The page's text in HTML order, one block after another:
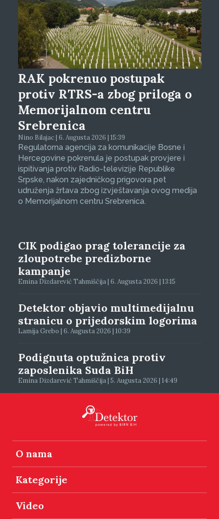
RAK pokrenuo postupak
protiv RTRS-a zbog priloga o
Memorijalnom centru
Srebrenica
Nino Bilajac | 6. Augusta 2026 | 15:39
Regulatorna agencija za komunikacije Bosne i
Hercegovine pokrenula je postupak provjere i
ispitivanja protiv Radio-televizije Republike
Srpske, nakon zajedničkog prigovora pet
udruženja žrtava zbog izvještavanja ovog medija
o Memorijalnom centru Srebrenica.
CIK podigao prag tolerancije za
zloupotrebe predizborne
kampanje
Emina Dizdarević Tahmiščija | 6. Augusta 2026 | 13:15
Detektor objavio multimedijalnu
stranicu o prijedorskim logorima
Lamija Grebo | 6. Augusta 2026 | 10:39
Podignuta optužnica protiv
zaposlenika Suda BiH
Emina Dizdarević Tahmiščija | 5. Augusta 2026 | 14:49
O nama
Kategorije
Video